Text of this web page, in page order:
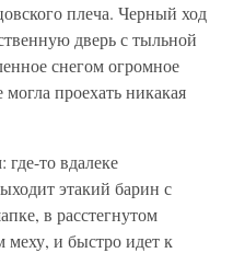
плеча. Черный ход
дверь с тыльной
снегом огромное
могла проехать никакая
то вдалеке
этакий барин с
в расстегнутом
меху, и быстро идет к